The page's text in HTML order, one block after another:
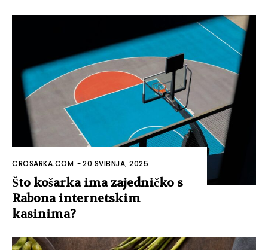
CROSARKA.COM -20 SVIBNJA, 2025
Što košarka ima zajedničko s
Rabona internetskim
kasinima?